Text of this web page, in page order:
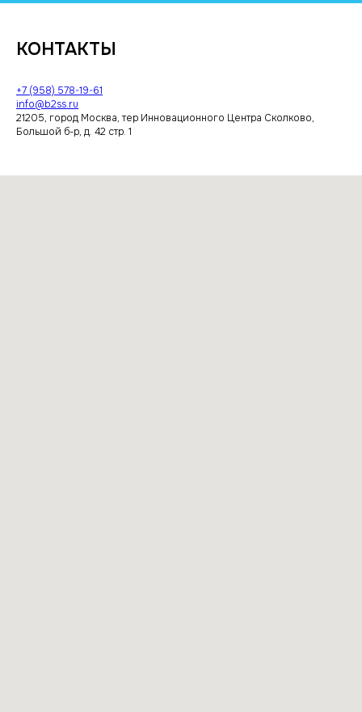
КОНТАКТЫ
+7 (958) 578-19-61
info@b2ss.ru
21205, город Москва, тер Инновационного Центра Сколково,
Большой б-р, д. 42 стр. 1